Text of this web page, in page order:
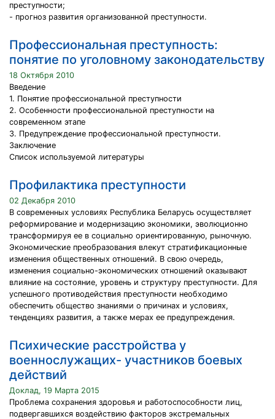
преступности;
- прогноз развития организованной преступности.
Профессиональная преступность:
понятие по уголовному законодательству
18 Октября 2010
Введение
1. Понятие профессиональной преступности
2. Особенности профессиональной преступности на
современном этапе
3. Предупреждение профессиональной преступности.
Заключение
Список используемой литературы
Профилактика преступности
02 Декабря 2010
В современных условиях Республика Беларусь осуществляет
реформирование и модернизацию экономики, эволюционно
трансформируя ее в социально ориентированную, рыночную.
Экономические преобразования влекут стратификационные
изменения общественных отношений. В свою очередь,
изменения социально-экономических отношений оказывают
влияние на состояние, уровень и структуру преступности. Для
успешного противодействия преступности необходимо
обеспечить общество знаниями о причинах и условиях,
тенденциях развития, а также мерах ее предупреждения.
Психические расстройства у
военнослужащих- участников боевых
действий
Доклад, 19 Марта 2015
Проблема сохранения здоровья и работоспособности лиц,
подвергавшихся воздействию факторов экстремальных